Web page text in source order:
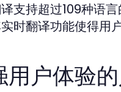
支持超过109种语
时翻译功能使得用
用户体验